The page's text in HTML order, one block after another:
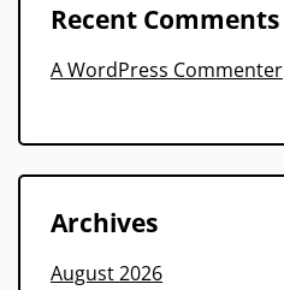
Recent Comments
A WordPress Commenter
Archives
August 2026